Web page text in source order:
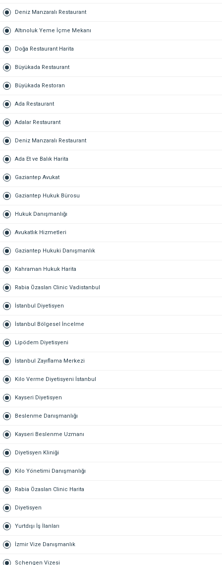
Deniz Manzaralı Restaurant
Altınoluk Yeme İçme Mekanı
Doğa Restaurant Harita
Büyükada Restaurant
Büyükada Restoran
Ada Restaurant
Adalar Restaurant
Deniz Manzaralı Restaurant
Ada Et ve Balık Harita
Gaziantep Avukat
Gaziantep Hukuk Bürosu
Hukuk Danışmanlığı
Avukatlık Hizmetleri
Gaziantep Hukuki Danışmanlık
Kahraman Hukuk Harita
Rabia Özaslan Clinic Vadistanbul
İstanbul Diyetisyen
İstanbul Bölgesel İncelme
Lipödem Diyetisyeni
İstanbul Zayıflama Merkezi
Kilo Verme Diyetisyeni İstanbul
Kayseri Diyetisyen
Beslenme Danışmanlığı
Kayseri Beslenme Uzmanı
Diyetisyen Kliniği
Kilo Yönetimi Danışmanlığı
Rabia Özaslan Clinic Harita
Diyetisyen
Yurtdışı İş İlanları
İzmir Vize Danışmanlık
Schengen Vizesi